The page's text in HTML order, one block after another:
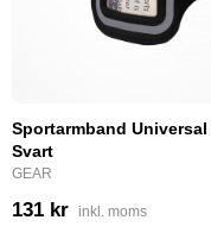
Sportarmband Universal
Svart
GEAR
131 kr inkl. moms